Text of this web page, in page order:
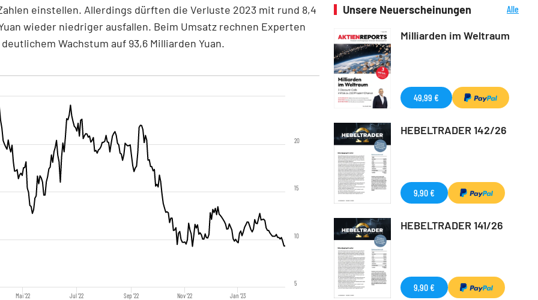
einstellen. Allerdings dürften die Verluste 2023 mit rund 8,4
wieder niedriger ausfallen. Beim Umsatz rechnen Experten
Wachstum auf 93,6 Milliarden Yuan.
Mai '22 Jul '22 Sep '22 Nov '22 Jan '23
5
10
15
20
Unsere Neuerscheinungen
Alle
Milliarden im Weltraum
49,99 €
HEBELTRADER 142/26
9,90 €
HEBELTRADER 141/26
9,90 €